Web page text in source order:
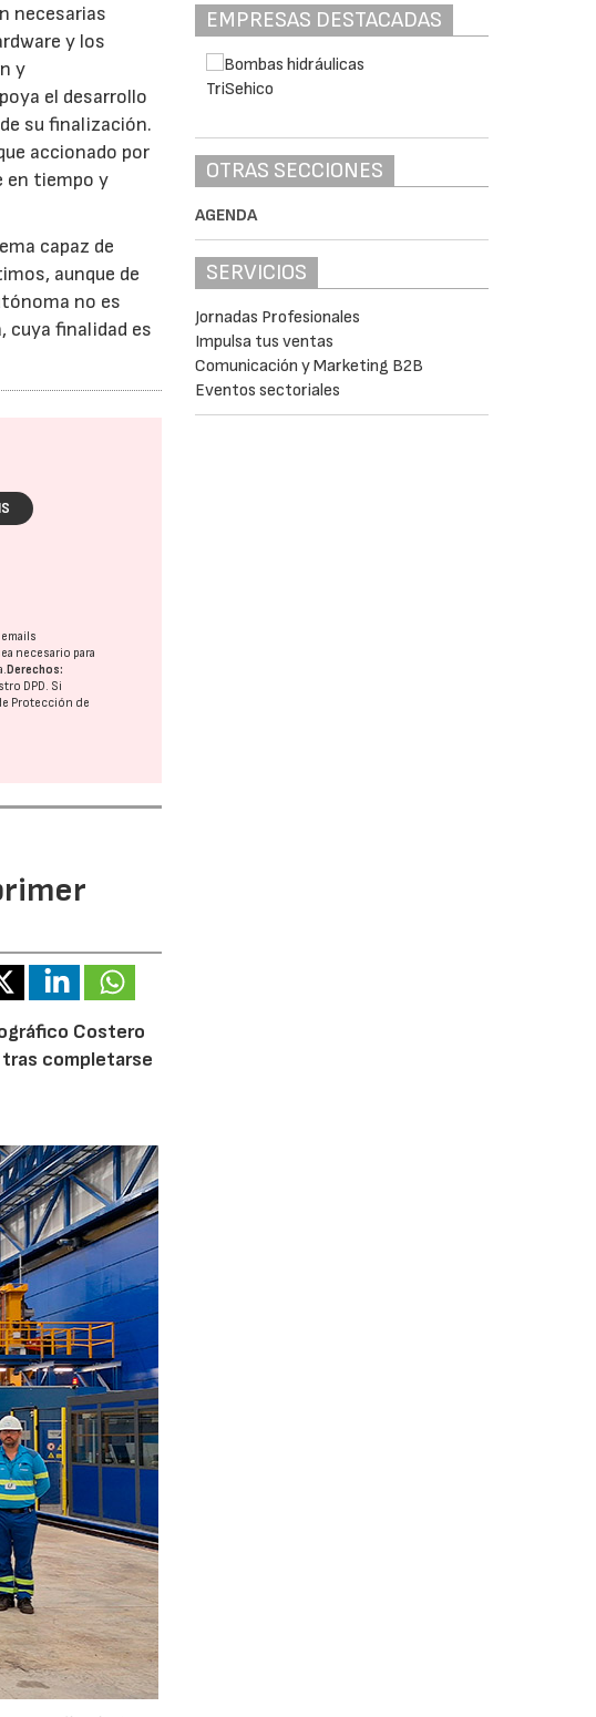
necesarias
y los
y
el desarrollo
su finalización.
accionado por
en tiempo y
capaz de
aunque de
no es
cuya finalidad es
necesario para
Derechos:
DPD. Si
Protección de
Costero
tras completarse
EMPRESAS DESTACADAS
OTRAS SECCIONES
AGENDA
SERVICIOS
Jornadas Profesionales
Impulsa tus ventas
Comunicación y Marketing B2B
Eventos sectoriales